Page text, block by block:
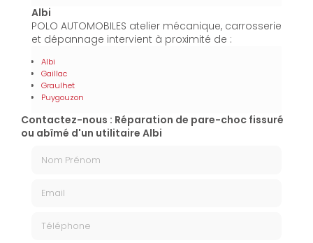
Albi
POLO AUTOMOBILES atelier mécanique, carrosserie
et dépannage intervient à proximité de :
Albi
Gaillac
Graulhet
Puygouzon
Contactez-nous : Réparation de pare-choc fissuré
ou abîmé d'un utilitaire Albi